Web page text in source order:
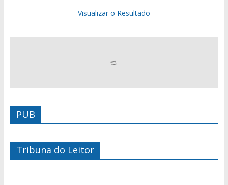
Visualizar o Resultado
PUB
Tribuna do Leitor